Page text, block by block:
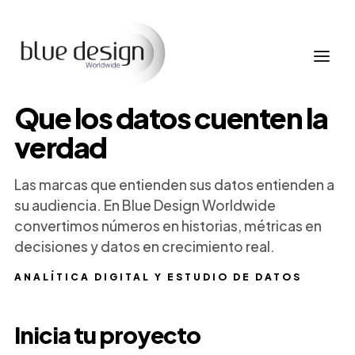
ANALÍTICA DIGITAL Y ESTUDIO DE DATOS
Que los datos cuenten la
verdad
Las marcas que entienden sus datos entienden a
su audiencia. En Blue Design Worldwide
convertimos números en historias, métricas en
decisiones y datos en crecimiento real.
Inicia tu proyecto